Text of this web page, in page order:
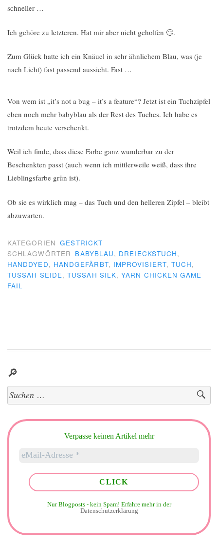
schneller …
Ich gehöre zu letzteren. Hat mir aber nicht geholfen 🙄.
Zum Glück hatte ich ein Knäuel in sehr ähnlichem Blau, was (je
nach Licht) fast passend aussieht. Fast …
Von wem ist „it’s not a bug – it’s a feature“? Jetzt ist ein Tuchzipfel
eben noch mehr babyblau als der Rest des Tuches. Ich habe es
trotzdem heute verschenkt.
Weil ich finde, dass diese Farbe ganz wunderbar zu der
Beschenkten passt (auch wenn ich mittlerweile weiß, dass ihre
Lieblingsfarbe grün ist).
Ob sie es wirklich mag – das Tuch und den helleren Zipfel – bleibt
abzuwarten.
KATEGORIEN GESTRICKT
SCHLAGWÖRTER BABYBLAU, DREIECKSTUCH,
HANDDYED, HANDGEFÄRBT, IMPROVISIERT,TUCH,
TUSSAH SEIDE,TUSSAH SILK,YARN CHICKEN GAME
FAIL
🔎
Suchen
nach:
Verpasse keinen Artikel mehr
Nur Blogposts - kein Spam! Erfahre mehr in der
Datenschutzerklärung